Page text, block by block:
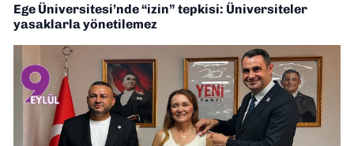
Ege Üniversitesi’nde “izin” tepkisi: Üniversiteler
yasaklarla yönetilemez